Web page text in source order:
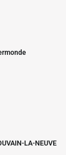
LA-NEUVE